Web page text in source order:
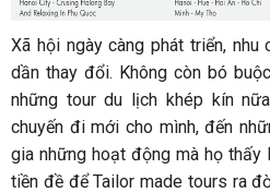
Xã hội ngày càng phát triển, nhu
dần thay đổi. Không còn bó
những tour du lịch khép kín
chuyến đi mới cho mình, đến
gia những hoạt động mà họ thấy
tiền đề để Tailor made tours ra